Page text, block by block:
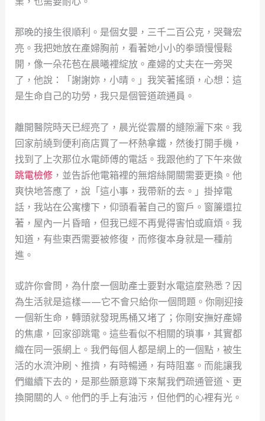
那晚的接生很順利。是個女嬰，三千二百公克，哭聲宏
亮。我把她放在產婦胸前，看著她小小的拳頭慢慢鬆
開，像一朵花苞在晨曦裡綻放。產婦的丈夫在一旁哭
了，他說：「謝謝妳，小晴。」我笑著搖頭，心想：這
是生命自己的功勞，我只是個管道疏通員。
離開醫院時天已經亮了，晨光從雲層的縫隙灑下來。我
回家前繞到便利商店買了一杯熱拿鐵，然後打開手機，
找到了上次那位水電師傅的電話。我跟他約了下午來做
跳電檢修，並告訴他電箱裡的無熔絲開關需要更換。他
爽快地答應了，說「這小事，我帶新的去。」掛掉電
話，我站在公寓樓下，仰頭看著自己的窗戶。窗簾還拉
著，屋內一片昏暗，但我已經不再覺得害怕或麻煩。我
知道，有些東西需要被修復，而修復本身就是一種前
進。
或許你會問，為什麼一個助產士要對水電這麼熟悉？因
為生活就是這樣——它不會只給你一個問題。你剛迎接
一個新生命，轉頭就發現馬桶又堵了；你剛安撫好產婦
的焦慮，回家卻跳電。這些看似不相關的瑣事，其實都
織在同一張網上。我們每個人都是網上的一個點，被生
活的水流沖刷、推擠，有時暢通，有時阻塞。而能讓我
們繼續下去的，是那些願意蹲下來幫我們疏通管道、更
換開關的人。他們的手上有油污，但他們的心裡有光。